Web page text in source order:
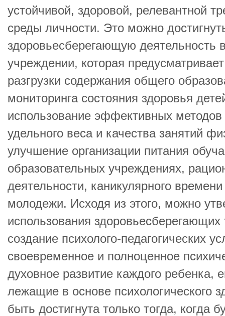
устойчивой, здоровой, релевантной
среды личности. Это можно
здоровьесберегающую деятельность
учреждении, которая
разгрузки содержания общего
мониторинга состояния здоровья
использование эффективных
удельного веса и качества занятий
улучшение организации питания
образовательных учреждениях,
деятельности, каникулярного
молодежи. Исходя из этого, можно
использования
создание психолого-педагогических
своевременное и полноценное
духовное развитие каждого ребенка,
лежащие в основе психологического
быть достигнута только тогда, когда